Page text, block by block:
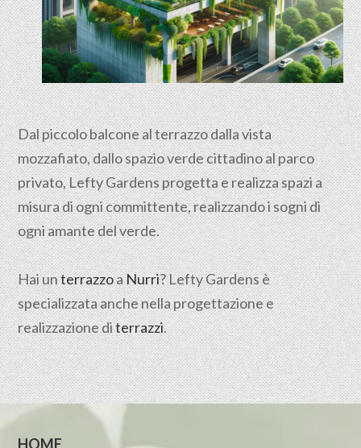
Dal piccolo balcone al terrazzo dalla vista
mozzafiato, dallo spazio verde cittadino al parco
privato, Lefty Gardens progetta e realizza spazi a
misura di ogni committente, realizzando i sogni di
ogni amante del verde.
Hai unterrazzoaNurri? Lefty Gardens è
specializzata anche nella progettazione e
realizzazione diterrazzi.
HOME